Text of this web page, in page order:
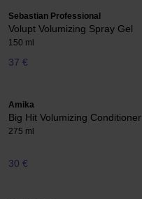
Sebastian Professional
Volupt Volumizing Spray Gel
150 ml
37 €
Amika
Big Hit Volumizing Conditioner
275 ml
30 €